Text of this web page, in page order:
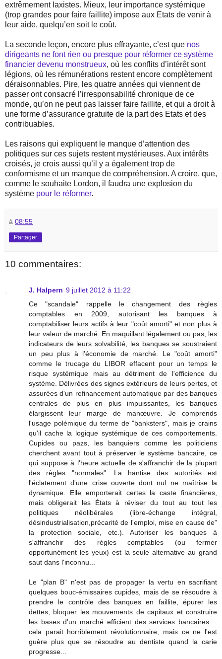
extrêmement laxistes. Mieux, leur importance systémique
(trop grandes pour faire faillite) impose aux Etats de venir à
leur aide, quelqu’en soit le coût.
La seconde leçon, encore plus effrayante, c’est que nos
dirigeants ne font rien ou presque pour réformer ce système
financier devenu monstrueux, où les conflits d’intérêt sont
légions, où les rémunérations restent encore complètement
déraisonnables. Pire, les quatre années qui viennent de
passer ont consacré l’irresponsabilité chronique de ce
monde, qu’on ne peut pas laisser faire faillite, et qui a droit à
une forme d’assurance gratuite de la part des Etats et des
contribuables.
Les raisons qui expliquent le manque d’attention des
politiques sur ces sujets restent mystérieuses. Aux intérêts
croisés, je crois aussi qu’il y a également trop de
conformisme et un manque de compréhension. A croire, que,
comme le souhaite Lordon, il faudra une explosion du
système pour le réformer.
à 08:55
Partager
10 commentaires:
J. Halpern 9 juillet 2012 à 11:22
Ce "scandale" rappelle le changement des règles
comptables en 2009, autorisant les banques à
comptabiliser leurs actifs à leur "coût amorti" et non plus à
leur valeur de marché. En maquillant légalement ou pas, les
indicateurs de leurs solvabilité, les banques se soustraient
un peu plus à l'économie de marché. Le "coût amorti"
comme le trucage du LIBOR effacent pour un temps le
risque systémique mais au détriment de l'efficience du
système. Délivrées des signes extérieurs de leurs pertes, et
assurées d'un refinancement automatique par des banques
centrales de plus en plus impuissantes, les banques
élargissent leur marge de manœuvre. Je comprends
l'usage polémique du terme de "banksters", mais je crains
qu'il cache la logique systémique de ces comportements.
Cupides ou pazs, les banquiers comme les politiciens
cherchent avant tout à préserver le système bancaire, ce
qui suppose à l'heure actuelle de s'affranchir de la plupart
des règles "normales". La hantise des autorités est
l'éclatement d'une crise ouverte dont nul ne maîtrise la
dynamique. Elle emporterait certes la caste financières,
mais obligerait les États à réviser du tout au tout les
politiques néolibérales (libre-échange intégral,
désindustrialisation,précarité de l'emploi, mise en cause de"
la protection sociale, etc.). Autoriser les banques à
s'affranchir des règles comptables (ou fermer
opportunément les yeux) est la seule alternative au grand
saut dans l'inconnu...
Le "plan B" n'est pas de propager la vertu en sacrifiant
quelques bouc-émissaires cupides, mais de se résoudre à
prendre le contrôle des banques en faillite, épurer les
dettes, bloquer les mouvements de capitaux et construire
les bases d'un marché efficient des services bancaires....
cela parait horriblement révolutionnaire, mais ce ne l'est
guère plus que se résoudre au dentiste quand la carie
progresse...